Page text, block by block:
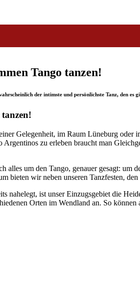
Tango tanzen!
der intimste und persönlichste Tanz, den es
Gelegenheit, im Raum Lüneburg
zu erleben braucht man
alles um den Tango, genauer gesagt: um
bieten wir neben unseren Tanzfesten,
nahelegt, ist unser Einzugsgebiet die
Orten im Wendland an. So